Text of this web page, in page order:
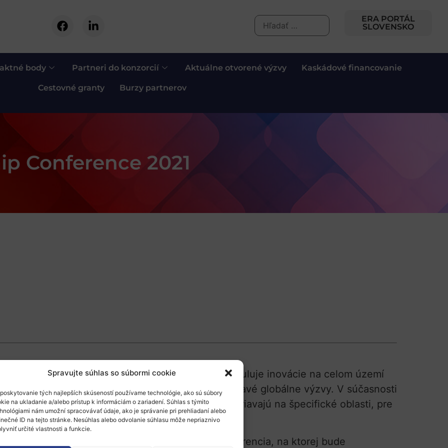
Spravujte súhlas so súbormi cookie
tých najlepších skúseností používame technológie, ako sú súbory
na ukladanie a/alebo prístup k informáciám o zariadení. Súhlas s týmito
nám umožní spracovávať údaje, ako je správanie pri prehliadaní alebo
ID na tejto stránke. Nesúhlas alebo odvolanie súhlasu môže nepriaznivo
určité vlastnosti a funkcie.
ERA PORTÁL
SLOVENSKO
body Partneri do konzorcií Aktuálne otvorené výzvy Kaskádové financovanie
Cestovné granty Burzy partnerov
Conference 2021
(EIT)je jedinečnou iniciatívou EÚ, ktorá stimuluje inovácie na celom území
a výskum s cieľom nájsť riešenie na naliehavé globálne výzvy. V súčasnosti
spoločenstiev (KIC) v rámci EIT, ktoré sa zameriavajú na špecifické oblasti, pre
online konferencia, na ktorej bude